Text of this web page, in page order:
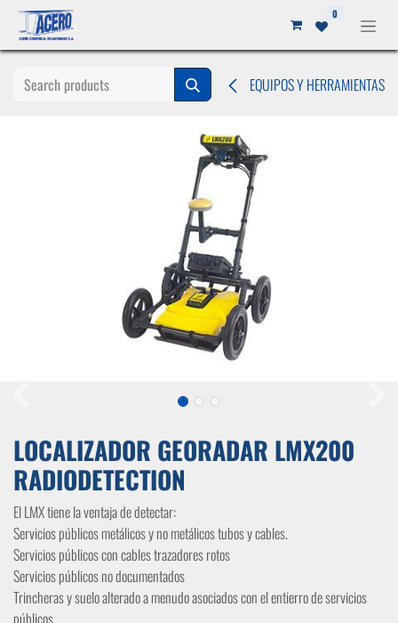
Ir al contenido 0
EQUIPOS Y HERRAMIENTAS
LOCALIZADOR GEORADAR LMX200
RADIODETECTION
El LMX tiene la ventaja de detectar:
Servicios públicos metálicos y no metálicos tubos y cables.
Servicios públicos con cables trazadores rotos
Servicios públicos no documentados
Trincheras y suelo alterado a menudo asociados con el entierro de servicios
públicos